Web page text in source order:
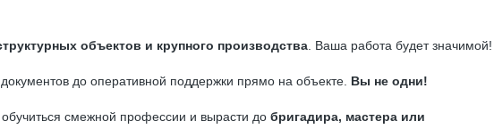
объектов и крупного производства . Ваша работа будет значимой!
до оперативной поддержки прямо на объекте. Вы не одни!
смежной профессии и вырасти до бригадира, мастера или